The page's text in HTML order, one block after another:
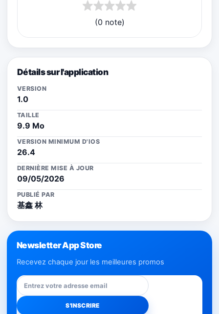
(0 note)
Détails sur l'application
VERSION
1.0
TAILLE
9.9 Mo
VERSION MINIMUM D'IOS
26.4
DERNIÈRE MISE À JOUR
09/05/2026
PUBLIÉ PAR
基鑫 林
Newsletter App Store
Recevez chaque jour les meilleures promos